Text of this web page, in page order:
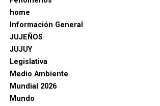
home
Información General
JUJEÑOS
JUJUY
Legislativa
Medio Ambiente
Mundial 2026
Mundo